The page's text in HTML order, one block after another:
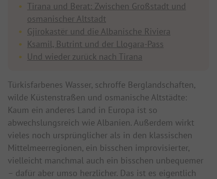
Tirana und Berat: Zwischen Großstadt und
osmanischer Altstadt
Gjirokastër und die Albanische Riviera
Ksamil, Butrint und der Llogara-Pass
Und wieder zurück nach Tirana
Türkisfarbenes Wasser, schroffe Berglandschaften,
wilde Küstenstraßen und osmanische Altstädte:
Kaum ein anderes Land in Europa ist so
abwechslungsreich wie Albanien. Außerdem wirkt
vieles noch ursprünglicher als in den klassischen
Mittelmeerregionen, ein bisschen improvisierter,
vielleicht manchmal auch ein bisschen unbequemer
– dafür aber umso herzlicher. Das ist es eigentlich